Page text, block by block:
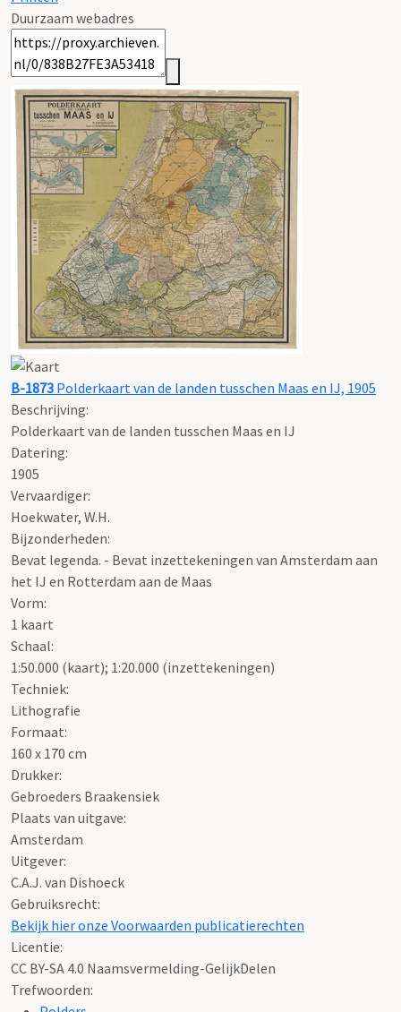
Duurzaam webadres
B-1873 Polderkaart van de landen tusschen Maas en IJ, 1905
Beschrijving:
Polderkaart van de landen tusschen Maas en IJ
Datering:
1905
Vervaardiger:
Hoekwater, W.H.
Bijzonderheden:
Bevat legenda. - Bevat inzettekeningen van Amsterdam aan
het IJ en Rotterdam aan de Maas
Vorm:
1 kaart
Schaal:
1:50.000 (kaart); 1:20.000 (inzettekeningen)
Techniek:
Lithografie
Formaat:
160 x 170 cm
Drukker:
Gebroeders Braakensiek
Plaats van uitgave:
Amsterdam
Uitgever:
C.A.J. van Dishoeck
Gebruiksrecht:
Bekijk hier onze Voorwaarden publicatierechten
Licentie:
CC BY-SA 4.0 Naamsvermelding-GelijkDelen
Trefwoorden: